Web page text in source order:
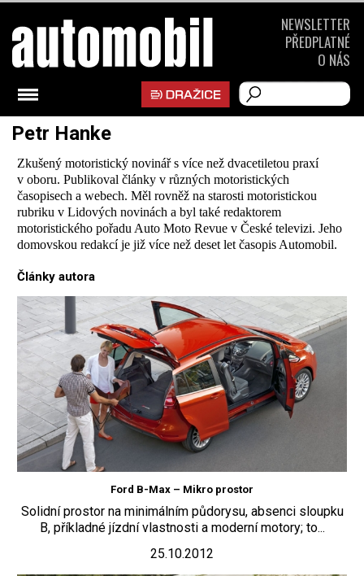
Petr Hanke
Zkušený motoristický novinář s více než dvacetiletou praxí
v oboru. Publikoval články v různých motoristických
časopisech a webech. Měl rovněž na starosti motoristickou
rubriku v Lidových novinách a byl také redaktorem
motoristického pořadu Auto Moto Revue v České televizi. Jeho
domovskou redakcí je již více než deset let časopis Automobil.
Články autora
Ford B-Max – Mikro prostor
Solidní prostor na minimálním půdorysu, absenci sloupku
B, příkladné jízdní vlastnosti a moderní motory; to...
25.10.2012
NEWSLETTER
PŘEDPLATNÉ
O NÁS